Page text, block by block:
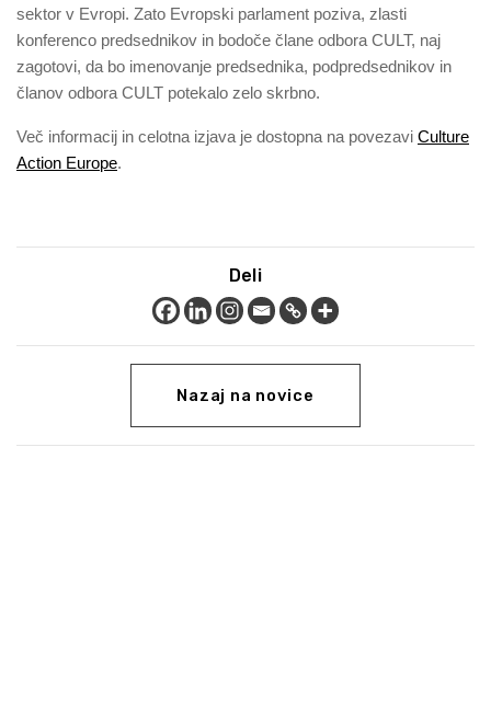
sektor v Evropi. Zato Evropski parlament poziva, zlasti
konferenco predsednikov in bodoče člane odbora CULT, naj
zagotovi, da bo imenovanje predsednika, podpredsednikov in
članov odbora CULT potekalo zelo skrbno.
Več informacij in celotna izjava je dostopna na povezavi Culture
Action Europe.
Deli
Nazaj na novice